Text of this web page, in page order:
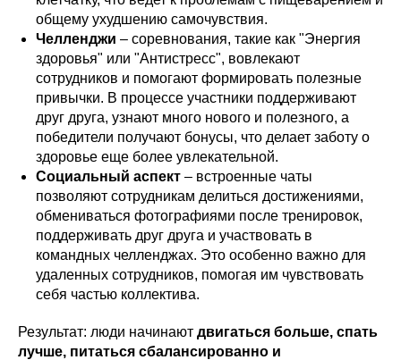
общему ухудшению самочувствия.
Челленджи – соревнования, такие как "Энергия
здоровья" или "Антистресс", вовлекают
сотрудников и помогают формировать полезные
привычки. В процессе участники поддерживают
друг друга, узнают много нового и полезного, а
победители получают бонусы, что делает заботу о
здоровье еще более увлекательной.
Социальный аспект – встроенные чаты
позволяют сотрудникам делиться достижениями,
обмениваться фотографиями после тренировок,
поддерживать друг друга и участвовать в
командных челленджах. Это особенно важно для
удаленных сотрудников, помогая им чувствовать
себя частью коллектива.
Результат: люди начинают двигаться больше, спать
лучше, питаться сбалансированно и